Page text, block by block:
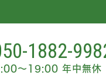
1882-
～19:00 年中無休